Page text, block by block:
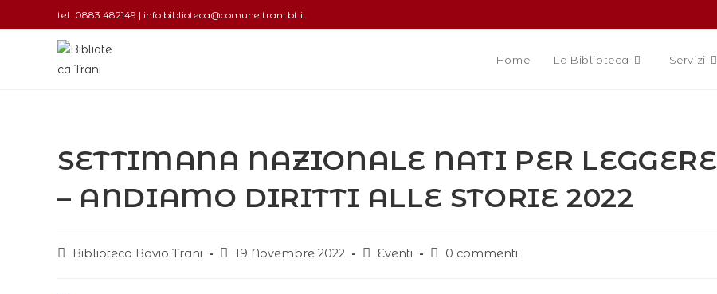
tel: 0883.482149 | info.biblioteca@comune.trani.bt.it
Home La Biblioteca Servizi
SETTIMANA NAZIONALE NATI PER LEGGERE
– ANDIAMO DIRITTI ALLE STORIE 2022
Biblioteca Bovio Trani 19 Novembre 2022 Eventi 0 commenti